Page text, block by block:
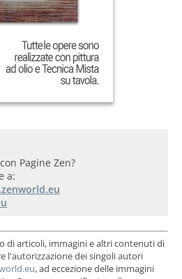
Pagine Zen?
a:
di articoli, immagini e altri contenuti di
l'autorizzazione dei singoli autori
, ad eccezione delle immagini